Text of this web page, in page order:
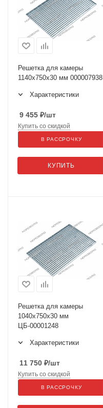
Решетка для камеры
1140х750х30 мм 000007938
Характеристики
9 455 ₽/шт
КУПИТЬ
Купить со скидкой
В РАССРОЧКУ
Решетка для камеры
1040х750х30 мм
ЦБ-00001248
Характеристики
11 750 ₽/шт
Купить со скидкой
В РАССРОЧКУ